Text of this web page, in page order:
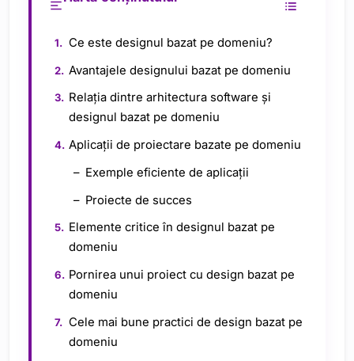
Ce este designul bazat pe domeniu?
Avantajele designului bazat pe domeniu
Relația dintre arhitectura software și
designul bazat pe domeniu
Aplicații de proiectare bazate pe domeniu
Exemple eficiente de aplicații
Proiecte de succes
Elemente critice în designul bazat pe
domeniu
Pornirea unui proiect cu design bazat pe
domeniu
Cele mai bune practici de design bazat pe
domeniu